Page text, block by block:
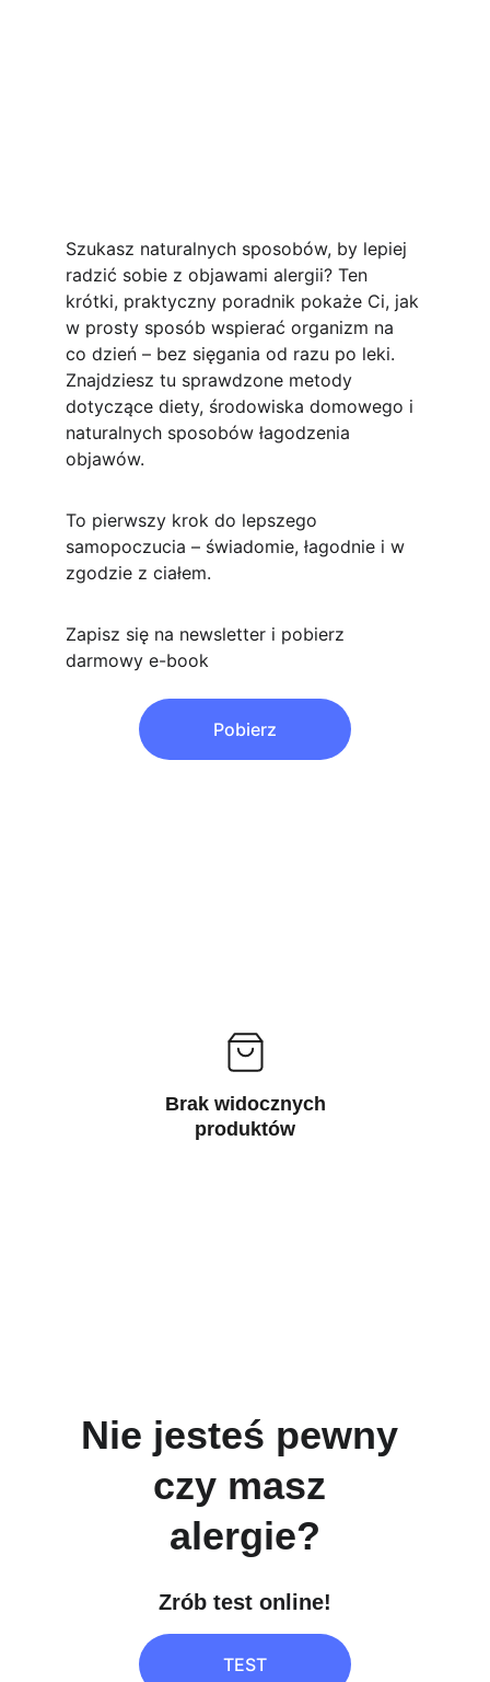
Pobierz
Szukasz naturalnych sposobów, by lepiej
radzić sobie z objawami alergii? Ten
krótki, praktyczny poradnik pokaże Ci, jak
w prosty sposób wspierać organizm na
co dzień – bez sięgania od razu po leki.
Znajdziesz tu sprawdzone metody
dotyczące diety, środowiska domowego i
naturalnych sposobów łagodzenia
objawów.
To pierwszy krok do lepszego
samopoczucia – świadomie, łagodnie i w
zgodzie z ciałem.
Zapisz się na newsletter i pobierz
darmowy e-book
Brak widocznych
produktów
Nie jesteś pewny
czy masz
alergie?
Zrób test online!
TEST